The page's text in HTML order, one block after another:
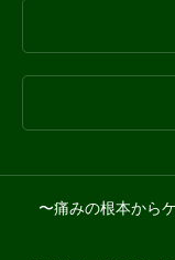
〜痛みの根本から